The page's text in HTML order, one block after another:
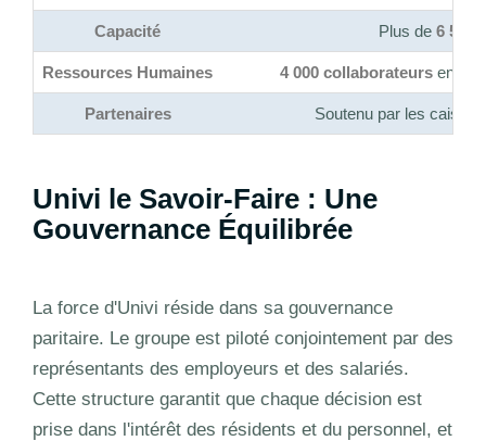
Capacité Plus de 6 500
Ressources Humaines 4 000 collaborateurs
Partenaires Soutenu par les
Univi le Savoir-Faire : Une
Gouvernance Équilibrée
La force d'Univi réside dans sa gouvernance
paritaire. Le groupe est piloté conjointement par des
représentants des employeurs et des salariés.
Cette structure garantit que chaque décision est
prise dans l'intérêt des résidents et du personnel, et